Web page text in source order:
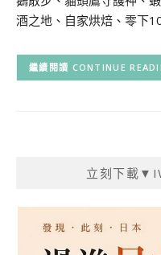
酒之地、自家烘焙、零下
CONTINUE
立刻下載